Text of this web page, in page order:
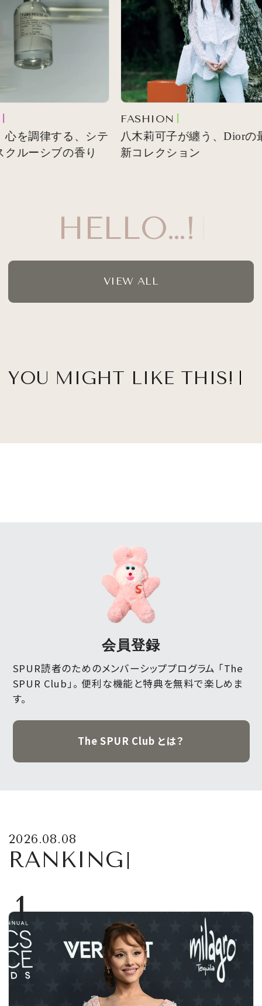
HELLO…!
を調律する、シテ
ルーシブの香り
FASHION
八木莉可子が纏う、Diorの最
新コレクション
VIEW ALL
YOU MIGHT LIKE THIS!
会員登録
SPUR読者のためのメンバーシッププログラム 「The
SPUR Club」。 便利な機能と特典を無料で楽しめま
す。
The SPUR Club とは？
2026.08.08
RANKING
1